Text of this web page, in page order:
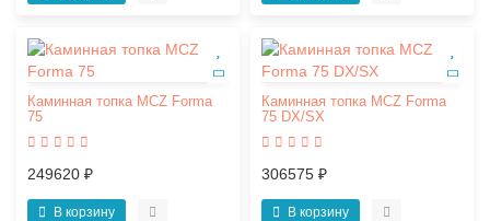
Каминная топка MCZ Forma
75
249620 ₽
В корзину
Каминная топка MCZ Forma
75 DX/SX
306575 ₽
В корзину